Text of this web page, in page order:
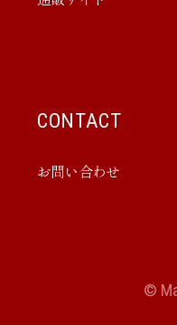
CONTACT
お問い合わせ
©